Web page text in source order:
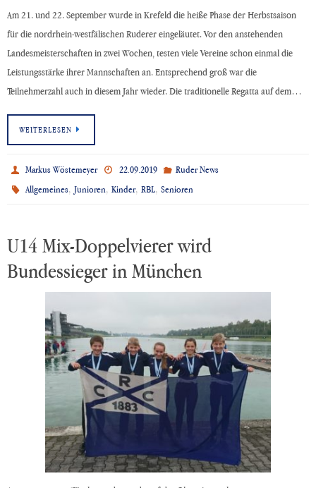
Am 21. und 22. September wurde in Krefeld die heiße Phase der Herbstsaison
für die nordrhein-westfälischen Ruderer eingeläutet. Vor den anstehenden
Landesmeisterschaften in zwei Wochen, testen viele Vereine schon einmal die
Leistungsstärke ihrer Mannschaften an. Entsprechend groß war die
Teilnehmerzahl auch in diesem Jahr wieder. Die traditionelle Regatta auf dem…
WEITERLESEN
Markus Wöstemeyer 22.09.2019
Ruder News
Allgemeines,Junioren,Kinder,RBL,Senioren
U14 Mix-Doppelvierer wird
Bundessieger in München